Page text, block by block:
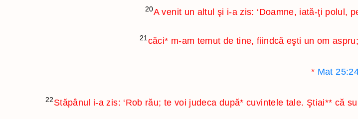
20A venit un altul şi i-a zis: ‘Doamne, iată-ţi polul,
21căci* m-am temut de tine, fiindcă eşti un om
* Mat
22 Stăpânul i-a zis: ‘Rob rău; te voi judeca după* cuvintele tale. Ştiai** că